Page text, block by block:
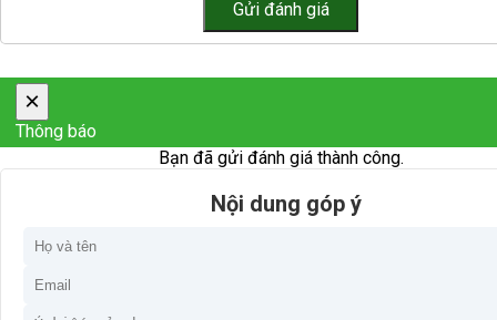
×
Thông báo
Bạn đã gửi đánh giá thành công.
Nội dung góp ý